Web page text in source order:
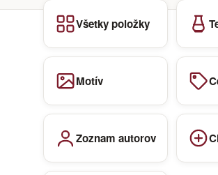
Všetky položky
Motív
Zoznam autorov